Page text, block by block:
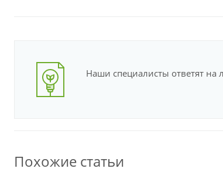
Наши специалисты ответят
Похожие статьи